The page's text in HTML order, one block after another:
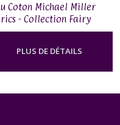
Coton Michael Miller
- Collection Fairy
- Wedgewood
PLUS DE DÉTAILS